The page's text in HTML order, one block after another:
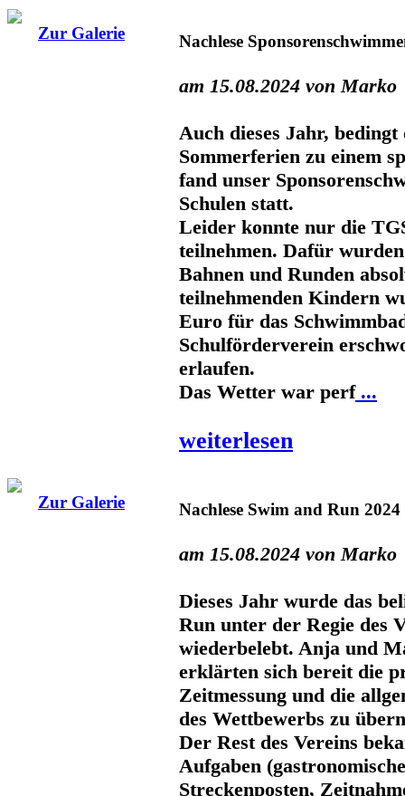
Zur Galerie Nachlese
am 15.08.2024 von Marko
Auch dieses Jahr,
Sommerferien zu einem
fand unser
Schulen statt.
Leider konnte nur die
teilnehmen. Dafür
Bahnen und Runden
teilnehmenden Kindern
Euro für das
Schulförderverein
erlaufen.
Das Wetter war perf...
weiterlesen
Zur Galerie Nachlese Swim and Run 2024
am 15.08.2024 von Marko
Dieses Jahr wurde das
Run unter der Regie des
wiederbelebt. Anja und
erklärten sich bereit die
Zeitmessung und die
des Wettbewerbs zu
Der Rest des Vereins
Aufgaben
Streckenposten,